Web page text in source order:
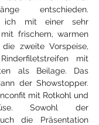
entschieden.
ich mit einer sehr
frischem, warmen
zweite Vorspeise,
mit
als Beilage. Das
der Showstopper.
mit Rotkohl und
Sowohl der
die Präsentation